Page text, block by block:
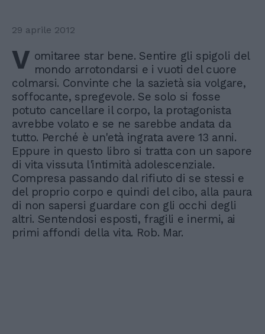
29 aprile 2012
V omitaree star bene. Sentire gli spigoli del
mondo arrotondarsi e i vuoti del cuore
colmarsi. Convinte che la sazietà sia volgare,
soffocante, spregevole. Se solo si fosse
potuto cancellare il corpo, la protagonista
avrebbe volato e se ne sarebbe andata da
tutto. Perché è un'età ingrata avere 13 anni.
Eppure in questo libro si tratta con un sapore
di vita vissuta l'intimità adolescenziale.
Compresa passando dal rifiuto di se stessi e
del proprio corpo e quindi del cibo, alla paura
di non sapersi guardare con gli occhi degli
altri. Sentendosi esposti, fragili e inermi, ai
primi affondi della vita. Rob. Mar.